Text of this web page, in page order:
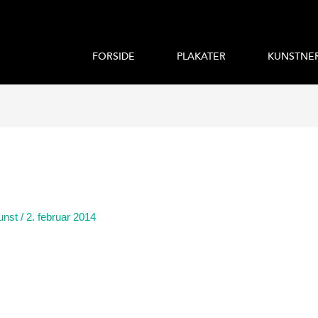
FORSIDE PLAKATER
/ 2. februar 2014